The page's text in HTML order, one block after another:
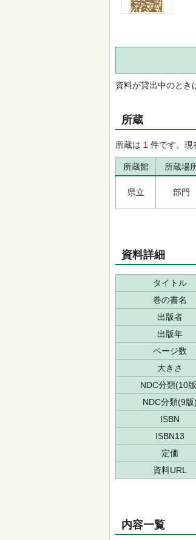
資料が貸出中のとき
所蔵
所蔵は 1 件です。現
所蔵館 所蔵場
県立 部門
資料詳細
タイトル
巻の書名
出版者
出版年
ページ数
大きさ
NDC分類(10
NDC分類(9版)
ISBN
ISBN13
定価
資料URL
内容一覧